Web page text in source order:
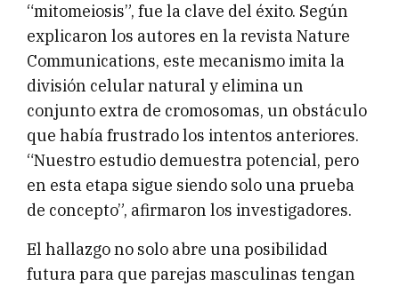
“mitomeiosis”, fue la clave del éxito. Según
explicaron los autores en la revista Nature
Communications, este mecanismo imita la
división celular natural y elimina un
conjunto extra de cromosomas, un obstáculo
que había frustrado los intentos anteriores.
“Nuestro estudio demuestra potencial, pero
en esta etapa sigue siendo solo una prueba
de concepto”, afirmaron los investigadores.
El hallazgo no solo abre una posibilidad
futura para que parejas masculinas tengan